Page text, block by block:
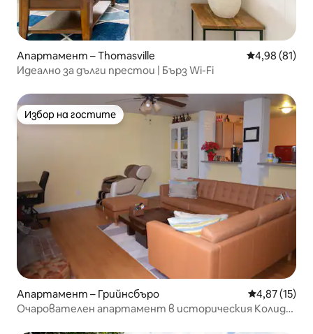
Апартамент – Thomasville Средна
4,98 (81)
Идеално за дълги престои | Бърз Wi-Fi
Избор на гостите
Избор на гостите
Апартамент – Грийнсбъро Средна
4,87 (15)
Очарователен апартамент в историческия Колидж